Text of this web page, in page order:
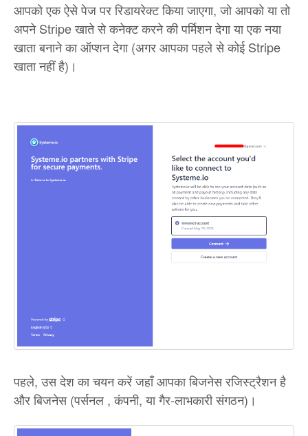
आपको एक ऐसे पेज पर रिडायरेक्ट किया जाएगा, जो आपको या तो
अपने Stripe खाते से कनेक्ट करने की पर्मिशन देगा या एक नया
खाता बनाने का ऑप्शन देगा (अगर आपका पहले से कोई Stripe
खाता नहीं है)।
पहले, उस देश का चयन करें जहाँ आपका बिजनेस रजिस्ट्रैशन है
और बिजनेस (पर्सनल , कंपनी, या गैर-लाभकारी संगठन)।